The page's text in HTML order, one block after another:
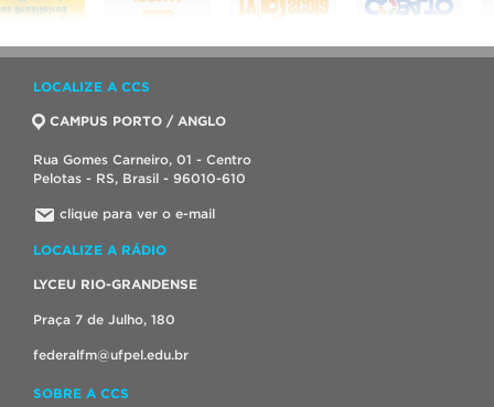
LOCALIZE A CCS
CAMPUS PORTO / ANGLO
Rua Gomes Carneiro, 01 - Centro
Pelotas - RS, Brasil - 96010-610
clique para ver o e-mail
LOCALIZE A RÁDIO
LYCEU RIO-GRANDENSE
Praça 7 de Julho, 180
federalfm@ufpel.edu.br
SOBRE A CCS